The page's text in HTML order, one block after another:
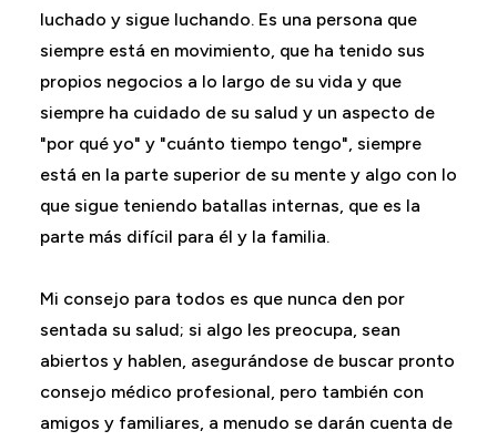
luchado y sigue luchando. Es una persona que
siempre está en movimiento, que ha tenido sus
propios negocios a lo largo de su vida y que
siempre ha cuidado de su salud y un aspecto de
"por qué yo" y "cuánto tiempo tengo", siempre
está en la parte superior de su mente y algo con lo
que sigue teniendo batallas internas, que es la
parte más difícil para él y la familia.
Mi consejo para todos es que nunca den por
sentada su salud; si algo les preocupa, sean
abiertos y hablen, asegurándose de buscar pronto
consejo médico profesional, pero también con
amigos y familiares, a menudo se darán cuenta de